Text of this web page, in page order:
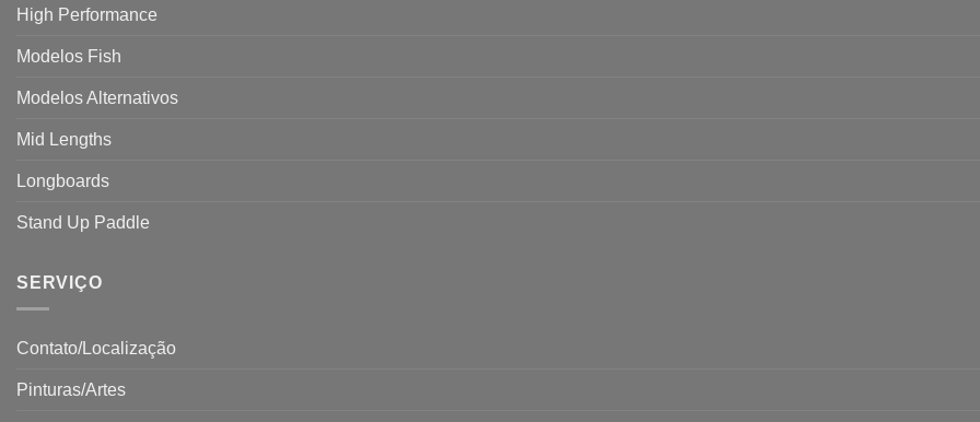
High Performance
Modelos Fish
Modelos Alternativos
Mid Lengths
Longboards
Stand Up Paddle
SERVIÇO
Contato/Localização
Pinturas/Artes